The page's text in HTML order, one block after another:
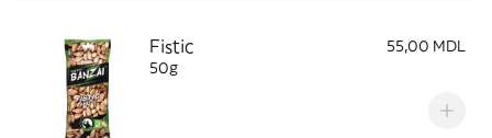
Fistic
55,00 MDL
50g